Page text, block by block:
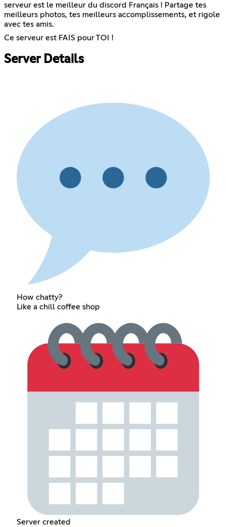
serveur est le meilleur du discord Français ! Partage tes
meilleurs photos, tes meilleurs accomplissements, et rigole
avec tes amis.
Ce serveur est FAIS pour TOI !
Server Details
How chatty?
Like a chill coffee shop
Server created